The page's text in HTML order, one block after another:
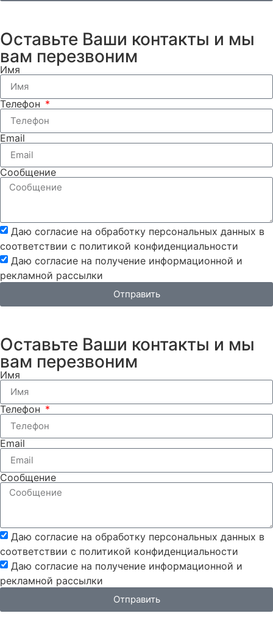
Оставьте Ваши контакты и мы
вам перезвоним
Имя
Телефон
Email
Сообщение
Даю согласие на обработку персональных данных в
соответствии с политикой конфиденциальности
Даю согласие на получение информационной и
рекламной рассылки
Отправить
Оставьте Ваши контакты и мы
вам перезвоним
Имя
Телефон
Email
Сообщение
Даю согласие на обработку персональных данных в
соответствии с политикой конфиденциальности
Даю согласие на получение информационной и
рекламной рассылки
Отправить